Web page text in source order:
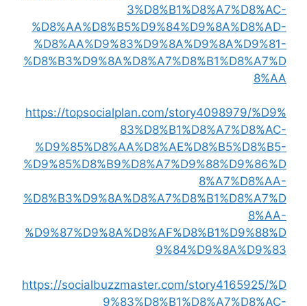
3%D8%B1%D8%A7%D8%AC-
%D8%AA%D8%B5%D9%84%D9%8A%D8%AD-
%D8%AA%D9%83%D9%8A%D9%8A%D9%81-
%D8%B3%D9%8A%D8%A7%D8%B1%D8%A7%D
8%AA
https://topsocialplan.com/story4098979/%D9%
83%D8%B1%D8%A7%D8%AC-
%D9%85%D8%AA%D8%AE%D8%B5%D8%B5-
%D9%85%D8%B9%D8%A7%D9%88%D9%86%D
8%A7%D8%AA-
%D8%B3%D9%8A%D8%A7%D8%B1%D8%A7%D
8%AA-
%D9%87%D9%8A%D8%AF%D8%B1%D9%88%D
9%84%D9%8A%D9%83
https://socialbuzzmaster.com/story4165925/%D
9%83%D8%B1%D8%A7%D8%AC-